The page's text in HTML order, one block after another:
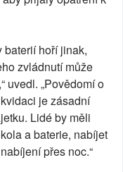
baterií hoří jinak,
zvládnutí může
uvedl. „Povědomí o
je zásadní
Lidé by měli
a baterie, nabíjet
přes noc.“